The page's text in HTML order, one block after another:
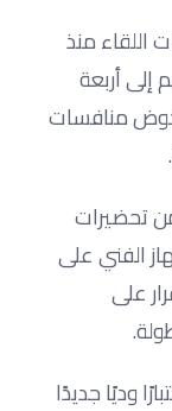
منذ
إلى أربعة
منافسات
تحضيرات
الفني على
على
وديًا جديدًا